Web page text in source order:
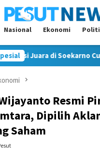
Nasional Ekonomi
Juara di Soekarno Cup 2026
Resmi
Dipilih
Saham